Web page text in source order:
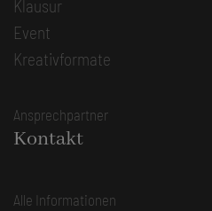
Klausur
Event
Kreativformate
Ansprechpartner
Kontakt
Alle Informationen